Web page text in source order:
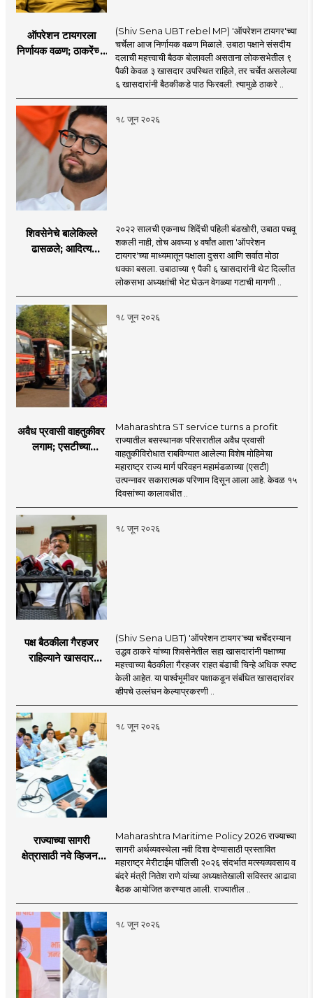
ऑपरेशन टायगरला
निर्णायक वळण; ठाकरेंच्या
विलीन होण्याचा प्रस्ताव?
(Shiv Sena UBT rebel MP) 'ऑपरेशन टायगर'च्या
चर्चेला आज निर्णायक वळण मिळाले. उबाठा पक्षाने संसदीय
दलाची महत्त्वाची बैठक बोलावली असताना लोकसभेतील ९
पैकी केवळ ३ खासदार उपस्थित राहिले, तर चर्चेत असलेल्या
६ खासदारांनी बैठकीकडे पाठ फिरवली. त्यामुळे ठाकरे ..
१८ जून २०२६
शिवसेनेचे बालेकिल्ले
ढासळले; आदित्य
नेमका कुठे चुकला?
२०२२ सालची एकनाथ शिंदेंची पहिली बंडखोरी, उबाठा पचवू
शकली नाही, तोच अवघ्या ४ वर्षांत आता 'ऑपरेशन
टायगर'च्या माध्यमातून पक्षाला दुसरा आणि सर्वात मोठा
धक्का बसला. उबाठाच्या ९ पैकी ६ खासदारांनी थेट दिल्लीत
लोकसभा अध्यक्षांची भेट घेऊन वेगळ्या गटाची मागणी ..
१८ जून २०२६
अवैध प्रवासी वाहतुकीवर
लगाम; एसटीच्या
Maharashtra ST service turns a profit
राज्यातील बसस्थानक परिसरातील अवैध प्रवासी
वाहतुकीविरोधात राबविण्यात आलेल्या विशेष मोहिमेचा
महाराष्ट्र राज्य मार्ग परिवहन महामंडळाच्या (एसटी)
उत्पन्नावर सकारात्मक परिणाम दिसून आला आहे. केवळ १५
दिवसांच्या कालावधीत ..
१८ जून २०२६
पक्ष बैठकीला गैरहजर
राहिल्याने खासदार
काय सांगतो?
(Shiv Sena UBT) 'ऑपरेशन टायगर'च्या चर्चेदरम्यान
उद्धव ठाकरे यांच्या शिवसेनेतील सहा खासदारांनी पक्षाच्या
महत्त्वाच्या बैठकीला गैरहजर राहत बंडाची चिन्हे अधिक स्पष्ट
केली आहेत. या पार्श्वभूमीवर पक्षाकडून संबंधित खासदारांवर
व्हीपचे उल्लंघन केल्याप्रकरणी ..
१८ जून २०२६
राज्याच्या सागरी
क्षेत्रासाठी नवे व्हिजन;
प्रस्ताव
Maharashtra Maritime Policy 2026 राज्याच्या
सागरी अर्थव्यवस्थेला नवी दिशा देण्यासाठी प्रस्तावित
महाराष्ट्र मेरीटाईम पॉलिसी २०२६ संदर्भात मत्स्यव्यवसाय व
बंदरे मंत्री नितेश राणे यांच्या अध्यक्षतेखाली सविस्तर आढावा
बैठक आयोजित करण्यात आली. राज्यातील ..
१८ जून २०२६